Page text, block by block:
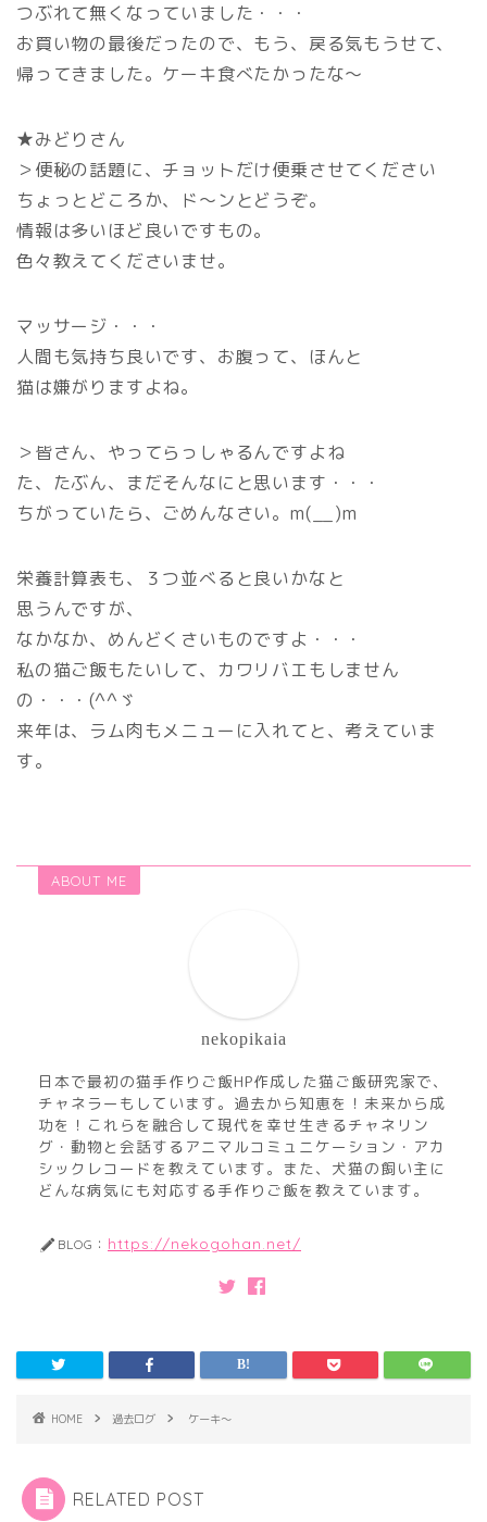
つぶれて無くなっていました・・・
お買い物の最後だったので、もう、戻る気もうせて、
帰ってきました。ケーキ食べたかったな～
★みどりさん
＞便秘の話題に、チョットだけ便乗させてください
ちょっとどころか、ド～ンとどうぞ。
情報は多いほど良いですもの。
色々教えてくださいませ。
マッサージ・・・
人間も気持ち良いです、お腹って、ほんと
猫は嫌がりますよね。
＞皆さん、やってらっしゃるんですよね
た、たぶん、まだそんなにと思います・・・
ちがっていたら、ごめんなさい。m(__)m
栄養計算表も、３つ並べると良いかなと
思うんですが、
なかなか、めんどくさいものですよ・・・
私の猫ご飯もたいして、カワリバエもしません
の・・・(^^ゞ
来年は、ラム肉もメニューに入れてと、考えていま
す。
ABOUT ME
nekopikaia
日本で最初の猫手作りご飯HP作成した猫ご飯研究家で、
チャネラーもしています。過去から知恵を！未来から成
功を！これらを融合して現代を幸せ生きるチャネリン
グ・動物と会話するアニマルコミュニケーション・アカ
シックレコードを教えています。また、犬猫の飼い主に
どんな病気にも対応する手作りご飯を教えています。
BLOG： https://nekogohan.net/
HOME 過去ログ ケーキ～
RELATED POST